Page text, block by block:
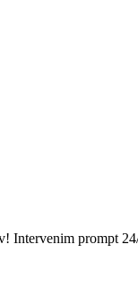
prompt